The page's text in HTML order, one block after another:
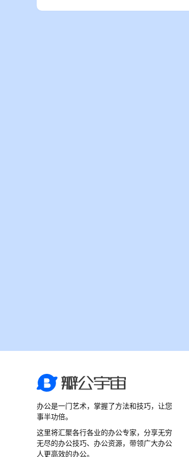
办公是一门艺术，掌握了方法和技巧，让您
事半功倍。
这里将汇聚各行各业的办公专家，分享无穷
无尽的办公技巧、办公资源，带领广大办公
人更高效的办公。